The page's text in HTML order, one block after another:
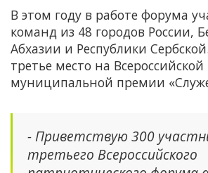
В этом году в работе форума
команд из 48 городов России,
Абхазии и Республики
третье место на Всероссийской
муниципальной премии
- Приветствую 300
третьего Всероссийского